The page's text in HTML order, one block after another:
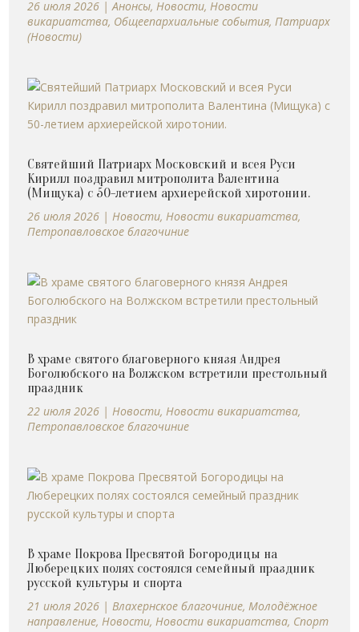
26 июля 2026 |Анонсы,Новости,Новости
викариатства, Общеепархиальные события,Патриарх
(Новости)
Святейший Патриарх Московский и всея Руси
Кирилл поздравил митрополита Валентина
(Мищука) с 50-летием архиерейской хиротонии.
26 июля 2026 |Новости,Новости викариатства,
Петропавловское благочиние
В храме святого благоверного князя Андрея
Боголюбского на Волжском встретили престольный
праздник
22 июля 2026 |Новости,Новости викариатства,
Петропавловское благочиние
В храме Покрова Пресвятой Богородицы на
Люберецких полях состоялся семейный праздник
русской культуры и спорта
21 июля 2026 |Влахернское благочиние,Молодёжное
направление,Новости,Новости викариатства, Спорт